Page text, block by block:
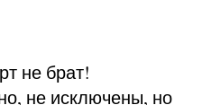
не брат!
не исключены, но